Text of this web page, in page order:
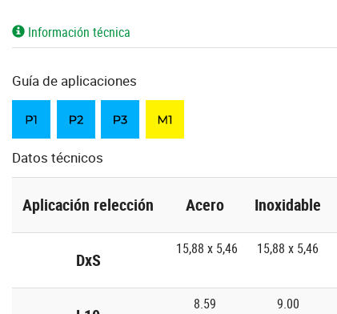
Información técnica
Guía de aplicaciones
Datos técnicos
Aplicación relección Acero Inoxidable
DxS
15,88 x 5,46 15,88 x 5,46
8.59 9.00